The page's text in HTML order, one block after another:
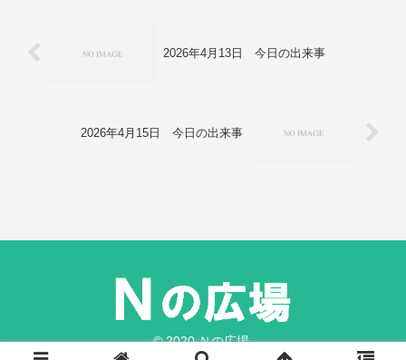
2026年4月13日 今日の出来事
2026年4月15日 今日の出来事
© 2020 Ｎの広場.